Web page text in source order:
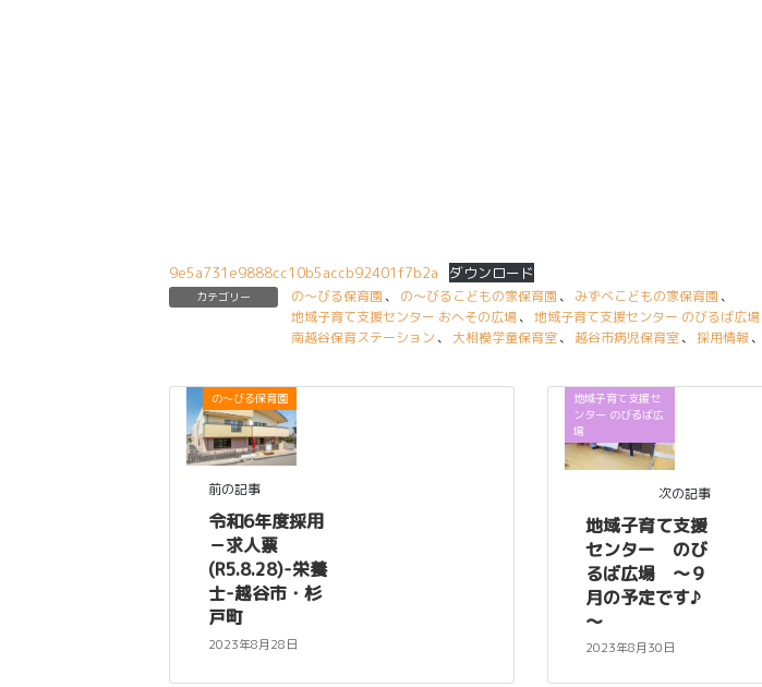
9e5a731e9888cc10b5accb92401f7b2a ダウンロード
カテゴリー の〜びる保育園 、 の〜びるこどもの家保育園 、 みずべこどもの家保育園 、
地域子育て支援センター おへその広場、 地域子育て支援センター のびるば広場
南越谷保育ステーション 、 大相模学童保育室、 越谷市病児保育室、 採用情報、
の〜びる保育園
前の記事
令和6年度採用
－求人票
(R5.8.28)-栄養
士-越谷市・杉
戸町
2023年8月28日
地域子育て支援セ
ンター のびるば広
場
次の記事
地域子育て支援
センター のび
るば広場 ～９
月の予定です♪
～
2023年8月30日